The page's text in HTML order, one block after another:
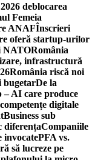
deblocarea
Femeia
ANAFÎnscrieri
oferă startup-urilor
NATORomânia
infrastructură
România riscă noi
bugetarDe la
– AI care produce
digitale
Business sub
diferențaCompaniile
invocatePFA vs.
să lucreze pe